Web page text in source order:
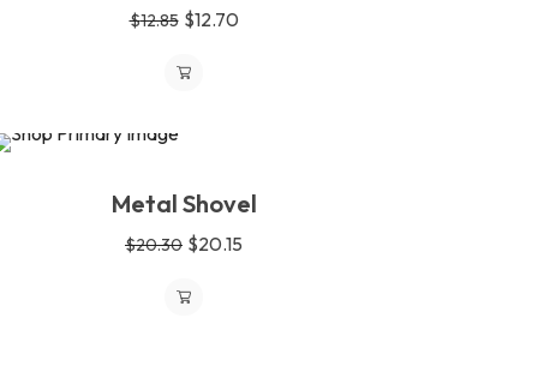
$12.85 $12.70
Metal Shovel
$20.30 $20.15